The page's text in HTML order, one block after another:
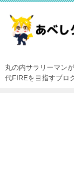
丸の内サラリーマン
代FIREを目指すブロ